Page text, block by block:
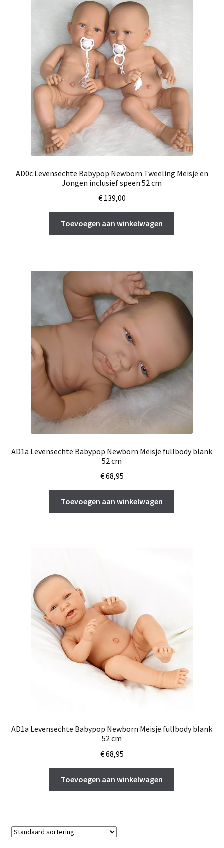
AD0c Levensechte Babypop Newborn Tweeling Meisje en
Jongen inclusief speen 52 cm
€139,00
Toevoegen aan winkelwagen
AD1a Levensechte Babypop Newborn Meisje fullbody blank
52 cm
€68,95
Toevoegen aan winkelwagen
AD1a Levensechte Babypop Newborn Meisje fullbody blank
52 cm
€68,95
Toevoegen aan winkelwagen